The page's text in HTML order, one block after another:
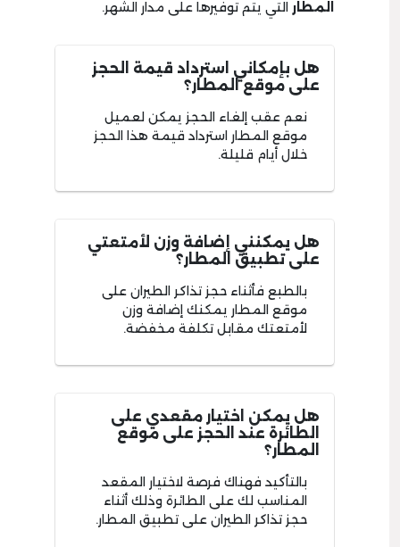
المطار التي يتم توفيرها على مدار الشهر.
هل بإمكاني استرداد قيمة الحجز
على موقع المطار؟
نعم عقب إلغاء الحجز يمكن لعميل
موقع المطار استرداد قيمة هذا الحجز
خلال أيام قليلة.
هل يمكنني إضافة وزن لأمتعتي
على تطبيق المطار؟
بالطبع فأثناء حجز تذاكر الطيران على
موقع المطار يمكنك إضافة وزن
لأمتعتك مقابل تكلفة مخفضة.
هل يمكن اختيار مقعدي على
الطائرة عند الحجز على موقع
المطار؟
بالتأكيد فهناك فرصة لاختيار المقعد
المناسب لك على الطائرة وذلك أثناء
حجز تذاكر الطيران على تطبيق المطار.